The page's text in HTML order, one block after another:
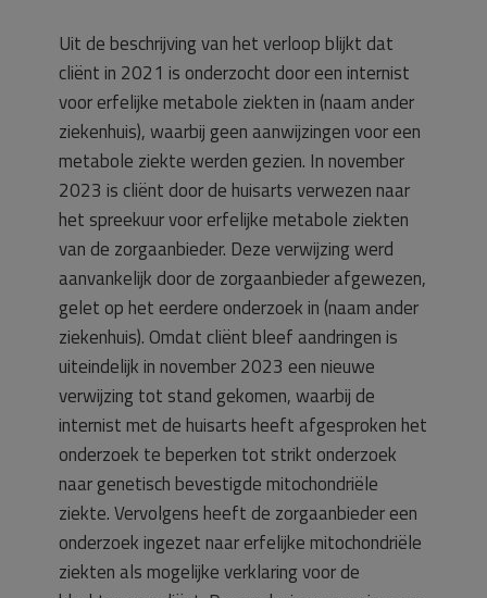
Uit de beschrijving van het verloop blijkt dat
cliënt in 2021 is onderzocht door een internist
voor erfelijke metabole ziekten in (naam ander
ziekenhuis), waarbij geen aanwijzingen voor een
metabole ziekte werden gezien. In november
2023 is cliënt door de huisarts verwezen naar
het spreekuur voor erfelijke metabole ziekten
van de zorgaanbieder. Deze verwijzing werd
aanvankelijk door de zorgaanbieder afgewezen,
gelet op het eerdere onderzoek in (naam ander
ziekenhuis). Omdat cliënt bleef aandringen is
uiteindelijk in november 2023 een nieuwe
verwijzing tot stand gekomen, waarbij de
internist met de huisarts heeft afgesproken het
onderzoek te beperken tot strikt onderzoek
naar genetisch bevestigde mitochondriële
ziekte. Vervolgens heeft de zorgaanbieder een
onderzoek ingezet naar erfelijke mitochondriële
ziekten als mogelijke verklaring voor de